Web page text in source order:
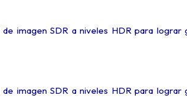
imagen SDR a niveles HDR para lograr
imagen SDR a niveles HDR para lograr